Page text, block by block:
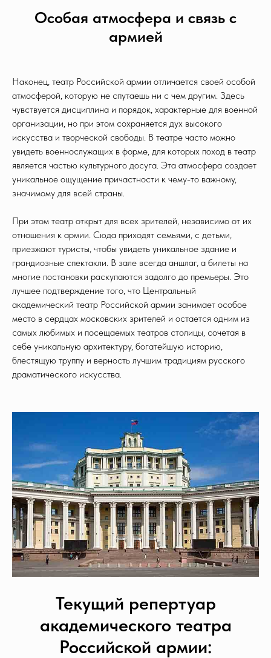
Особая атмосфера и связь с
армией
Наконец, театр Российской армии отличается своей особой
атмосферой, которую не спутаешь ни с чем другим. Здесь
чувствуется дисциплина и порядок, характерные для военной
организации, но при этом сохраняется дух высокого
искусства и творческой свободы. В театре часто можно
увидеть военнослужащих в форме, для которых поход в театр
является частью культурного досуга. Эта атмосфера создает
уникальное ощущение причастности к чему-то важному,
значимому для всей страны.
При этом театр открыт для всех зрителей, независимо от их
отношения к армии. Сюда приходят семьями, с детьми,
приезжают туристы, чтобы увидеть уникальное здание и
грандиозные спектакли. В зале всегда аншлаг, а билеты на
многие постановки раскупаются задолго до премьеры. Это
лучшее подтверждение того, что Центральный
академический театр Российской армии занимает особое
место в сердцах московских зрителей и остается одним из
самых любимых и посещаемых театров столицы, сочетая в
себе уникальную архитектуру, богатейшую историю,
блестящую труппу и верность лучшим традициям русского
драматического искусства.
Текущий репертуар
академического театра
Российской армии: